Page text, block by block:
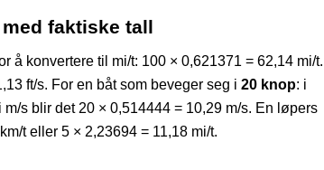
faktiske tall
å konvertere til mi/t: 100 × 0,621371 = 62,14 mi/t.
ft/s. For en båt som beveger seg i 20 knop: i
s blir det 20 × 0,514444 = 10,29 m/s. En løpers
t eller 5 × 2,23694 = 11,18 mi/t.